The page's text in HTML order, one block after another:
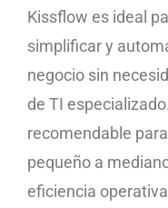
Kissflow es ideal
simplificar y
negocio sin
de TI
recomendable
pequeño a
eficiencia